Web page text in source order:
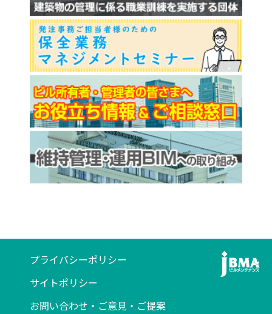
プライバシーポリシー
サイトポリシー
お問い合わせ・ご意見・ご提案